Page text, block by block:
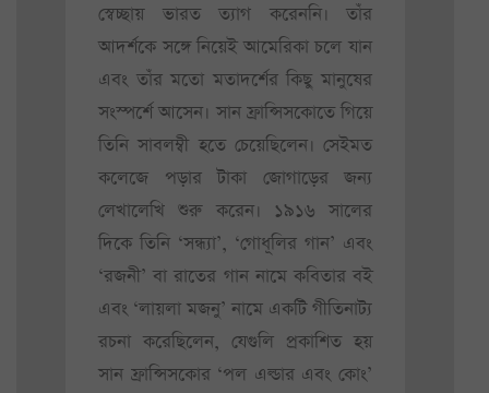
স্বেচ্ছায় ভারত ত্যাগ করেননি। তাঁর
আদর্শকে সঙ্গে নিয়েই আমেরিকা চলে যান
এবং তাঁর মতো মতাদর্শের কিছু মানুষের
সংস্পর্শে আসেন। সান ফ্রান্সিসকোতে গিয়ে
তিনি সাবলম্বী হতে চেয়েছিলেন। সেইমত
কলেজে পড়ার টাকা জোগাড়ের জন্য
লেখালেখি শুরু করেন। ১৯১৬ সালের
দিকে তিনি ‘সন্ধ্যা’, ‘গোধূলির গান’ এবং
‘রজনী’ বা রাতের গান নামে কবিতার বই
এবং ‘লায়লা মজনু’ নামে একটি গীতিনাট্য
রচনা করেছিলেন, যেগুলি প্রকাশিত হয়
সান ফ্রান্সিসকোর ‘পল এল্ডার এবং কোং’